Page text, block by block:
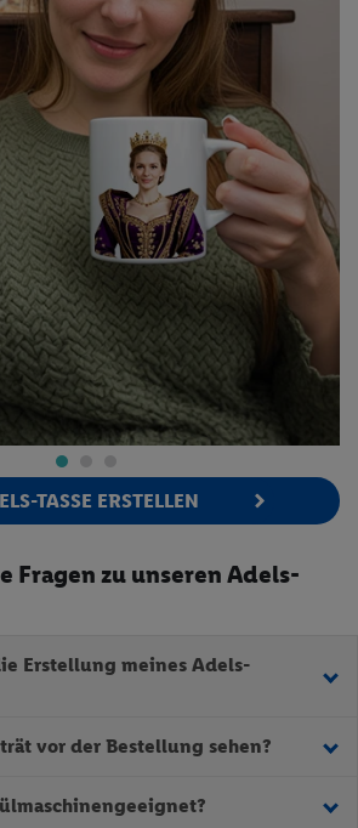
TASSE ERSTELLEN
Fragen zu unseren Adels-
Erstellung meines Adels-
deinen Kostümstil - den Rest
vor der Bestellung sehen?
die Tasse sogar weiter personalisieren!